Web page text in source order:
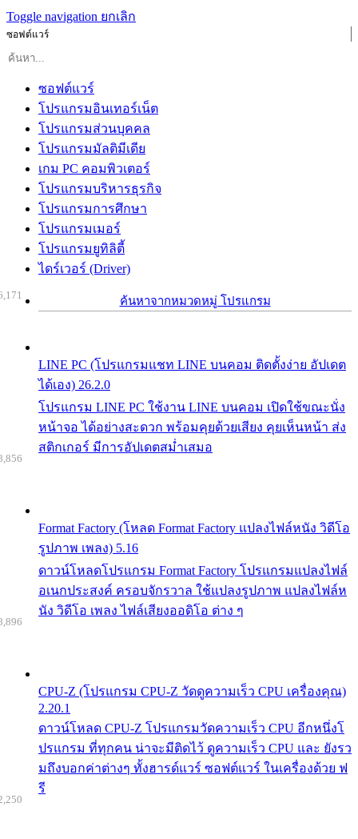
Toggle navigation ยกเลิก
ซอฟต์แวร์
ซอฟต์แวร์
โปรแกรมอินเทอร์เน็ต
โปรแกรมส่วนบุคคล
โปรแกรมมัลติมีเดีย
เกม PC คอมพิวเตอร์
โปรแกรมบริหารธุรกิจ
โปรแกรมการศึกษา
โปรแกรมเมอร์
โปรแกรมยูทิลิตี้
ไดร์เวอร์ (Driver)
ค้นหาจากหมวดหมู่ โปรแกรม
LINE PC (โปรแกรมแชท LINE บนคอม ติดตั้งง่าย อัปเดต
ได้เอง) 26.2.0
โปรแกรม LINE PC ใช้งาน LINE บนคอม เปิดใช้ขณะนั่ง
หน้าจอ ได้อย่างสะดวก พร้อมคุยด้วยเสียง คุยเห็นหน้า ส่ง
สติกเกอร์ มีการอัปเดตสม่ำเสมอ
Format Factory (โหลด Format Factory แปลงไฟล์หนัง วิดีโอ
รูปภาพ เพลง) 5.16
ดาวน์โหลดโปรแกรม Format Factory โปรแกรมแปลงไฟล์
อเนกประสงค์ ครอบจักรวาล ใช้แปลงรูปภาพ แปลงไฟล์ห
นัง วิดีโอ เพลง ไฟล์เสียงออดิโอ ต่าง ๆ
CPU-Z (โปรแกรม CPU-Z วัดดูความเร็ว CPU เครื่องคุณ)
2.20.1
ดาวน์โหลด CPU-Z โปรแกรมวัดความเร็ว CPU อีกหนึ่งโ
ปรแกรม ที่ทุกคน น่าจะมีติดไว้ ดูความเร็ว CPU และ ยังรว
มถึงบอกค่าต่างๆ ทั้งฮารด์แวร์ ซอฟต์แวร์ ในเครื่องด้วย ฟ
รี